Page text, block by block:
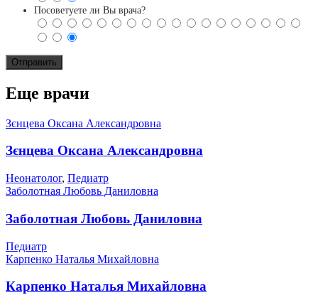
Посоветуете ли Вы врача?
Еще врачи
Зєнцева Оксана Александровна
Зєнцева Оксана Александровна
Неонатолог, Педиатр
Заболотная Любовь Даниловна
Заболотная Любовь Даниловна
Педиатр
Карпенко Наталья Михайловна
Карпенко Наталья Михайловна